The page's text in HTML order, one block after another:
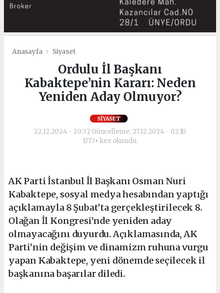
Anasayfa Siyaset
Ordulu İl Başkanı
Kabaktepe’nin Kararı: Neden
Yeniden Aday Olmuyor?
SIYASET
22.12.2024 - 20:37, Güncelleme: 27.12.2024 - 02:10
1777+ kez okundu.
AK Parti İstanbul İl Başkanı Osman Nuri
Kabaktepe, sosyal medya hesabından yaptığı
açıklamayla 8 Şubat’ta gerçekleştirilecek 8.
Olağan İl Kongresi’nde yeniden aday
olmayacağını duyurdu. Açıklamasında, AK
Parti’nin değişim ve dinamizm ruhuna vurgu
yapan Kabaktepe, yeni dönemde seçilecek il
başkanına başarılar diledi.